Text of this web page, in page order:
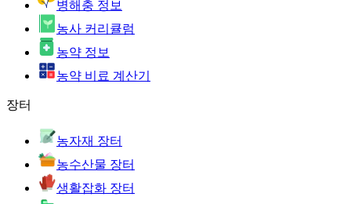
병해충 정보
농사 커리큘럼
농약 정보
농약 비료 계산기
장터
농자재 장터
농수산물 장터
생활잡화 장터